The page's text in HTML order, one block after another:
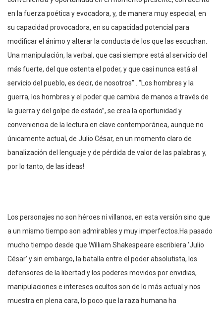
en la fuerza poética y evocadora, y, de manera muy especial, en
su capacidad provocadora, en su capacidad potencial para
modificar el ánimo y alterar la conducta de los que las escuchan.
Una manipulación, la verbal, que casi siempre está al servicio del
más fuerte, del que ostenta el poder, y que casi nunca está al
servicio del pueblo, es decir, de nosotros” . “Los hombres y la
guerra, los hombres y el poder que cambia de manos a través de
la guerra y del golpe de estado”, se crea la oportunidad y
conveniencia de la lectura en clave contemporánea, aunque no
únicamente actual, de Julio César, en un momento claro de
banalización del lenguaje y de pérdida de valor de las palabras y,
por lo tanto, de las ideas!
Los personajes no son héroes ni villanos, en esta versión sino que
a un mismo tiempo son admirables y muy imperfectos.Ha pasado
mucho tiempo desde que William Shakespeare escribiera ‘Julio
César’ y sin embargo, la batalla entre el poder absolutista, los
defensores de la libertad y los poderes movidos por envidias,
manipulaciones e intereses ocultos son de lo más actual y nos
muestra en plena cara, lo poco que la raza humana ha